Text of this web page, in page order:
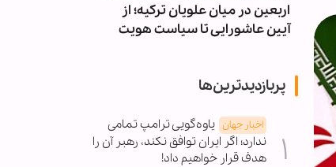
اربعین در میان علویان ترکیه؛ از
آیین عاشورایی تا سیاست هویت
پربازدیدترین‌ها
اخبار جهان یاوه‌گویی ترامپ تمامی
ندارد؛ اگر ایران توافق نکند، رهبر آن را
هدف قرار خواهیم داد!